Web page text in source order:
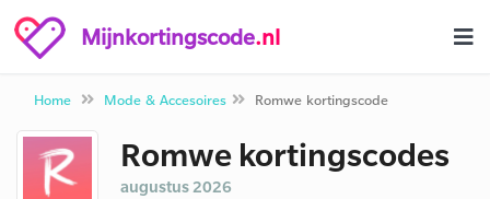
Mijnkortingscode.nl
Home Mode & Accesoires Romwe kortingscode
Romwe kortingscodes
augustus 2026